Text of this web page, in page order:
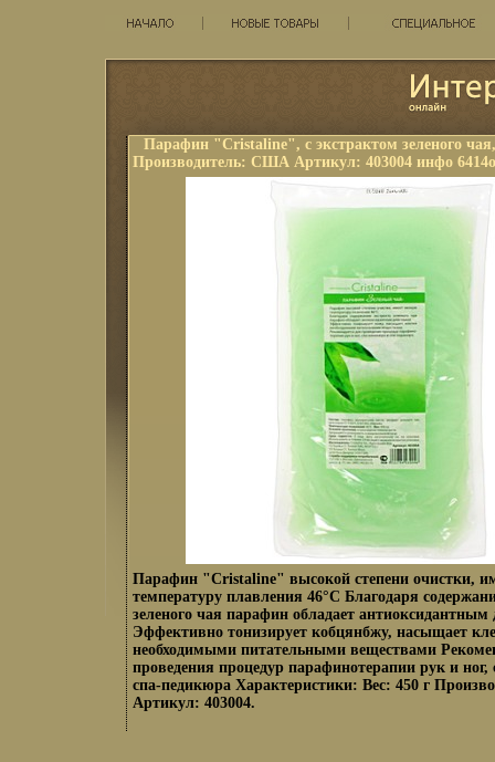
Парафин "Cristaline", с экстрактом зеленого чая,
Производитель: США Артикул: 403004 инфо
Парафин "Cristaline" высокой степени очистки,
температуру плавления 46°C Благодаря
зеленого чая парафин обладает антиоксидантным
Эффективно тонизирует кобцянбжу, насыщает
необходимыми питательными веществами
проведения процедур парафинотерапии рук и
спа-педикюра Характеристики: Вес: 450 г
Артикул: 403004.